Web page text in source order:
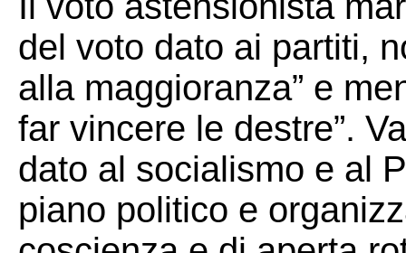
del voto dato ai partiti,
alla maggioranza” e
far vincere le destre”.
dato al socialismo e al
piano politico e